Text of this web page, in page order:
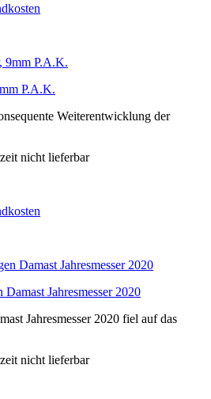
P.A.K.
Weiterentwicklung der
nicht lieferbar
Jahresmesser 2020
Jahresmesser 2020 fiel auf das
nicht lieferbar